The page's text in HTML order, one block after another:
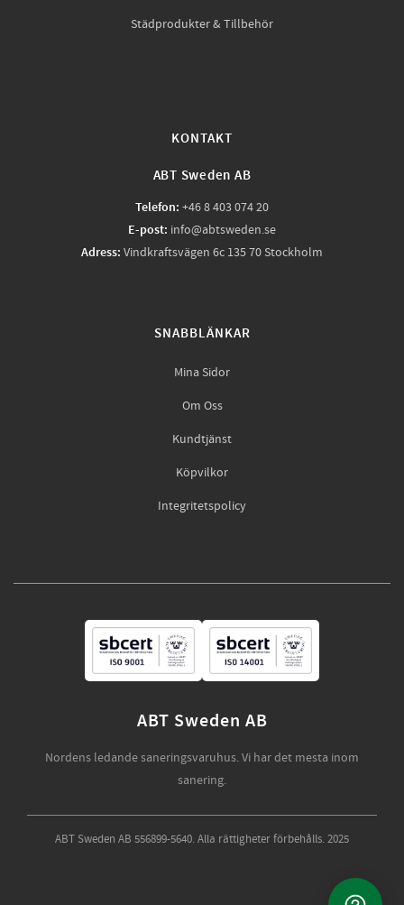
Städprodukter & Tillbehör
KONTAKT
ABT Sweden AB
Telefon: +46 8 403 074 20
E-post: info@abtsweden.se
Adress: Vindkraftsvägen 6c 135 70 Stockholm
SNABBLÄNKAR
Mina Sidor
Om Oss
Kundtjänst
Köpvilkor
Integritetspolicy
ABT Sweden AB
Nordens ledande saneringsvaruhus. Vi har det mesta inom
sanering.
ABT Sweden AB 556899-5640. Alla rättigheter förbehålls. 2025